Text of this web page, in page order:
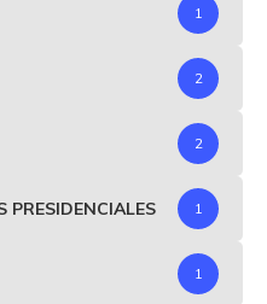
1
2
2
PRESIDENCIALES 1
1